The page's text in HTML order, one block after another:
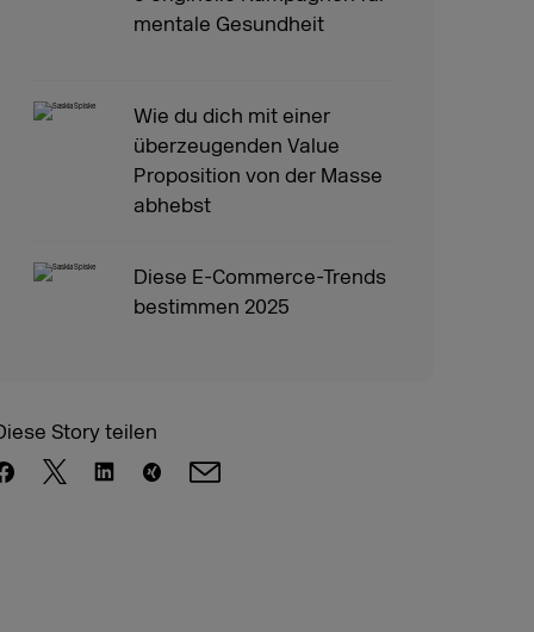
mentale Gesundheit
Wie du dich mit einer
überzeugenden Value
Proposition von der Masse
abhebst
Diese E-Commerce-Trends
bestimmen 2025
Story teilen